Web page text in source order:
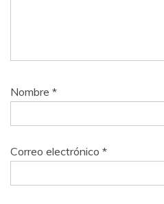
Nombre *
Correo electrónico *